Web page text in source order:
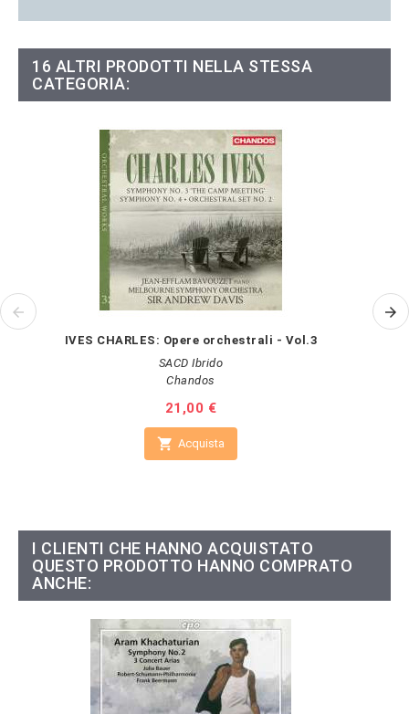
16 ALTRI PRODOTTI NELLA STESSA
CATEGORIA:
IVES CHARLES: Opere orchestrali - Vol.3
SACD Ibrido
Chandos
Prezzo
21,00 €
 Acquista
I CLIENTI CHE HANNO ACQUISTATO
QUESTO PRODOTTO HANNO COMPRATO
ANCHE: